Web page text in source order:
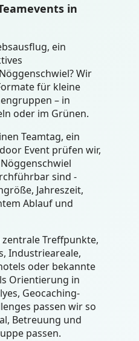
in
ein
Wir
für kleine
– in
oder im Grünen.
Teamtag, ein
Event prüfen wir,
sind -
Jahreszeit,
Ablauf und
zentrale Treffpunkte,
Industrieareale,
oder bekannte
Orientierung in
Geocaching-
passen wir so
Betreuung und
passen.